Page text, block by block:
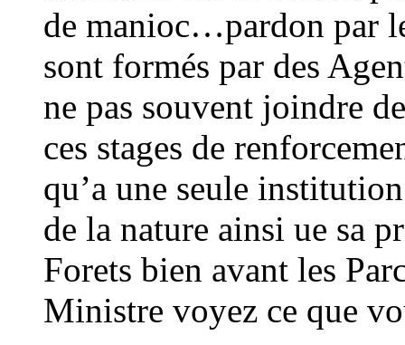
de manioc…pardon par
sont formés par des
ne pas souvent joindre
ces stages de
qu’a une seule
de la nature ainsi ue sa
Forets bien avant les
Ministre voyez ce que